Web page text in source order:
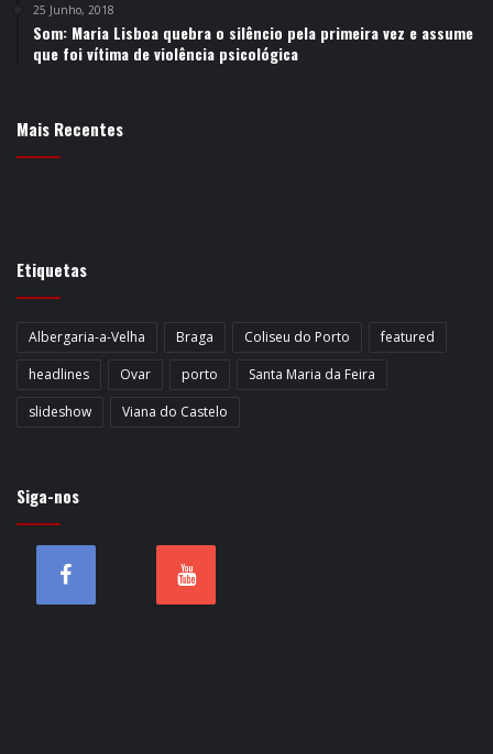
25 Junho, 2018
Som: Maria Lisboa quebra o silêncio pela primeira vez e assume
que foi vítima de violência psicológica
Mais Recentes
Etiquetas
Albergaria-a-Velha Braga Coliseu do Porto
featured
headlines
Ovar porto
Santa Maria da Feira
slideshow
Viana do Castelo
Siga-nos